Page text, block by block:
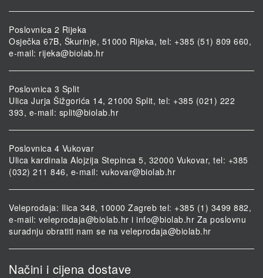
Poslovnica 2 Rijeka
Osječka 67B, Škurinje, 51000 Rijeka, tel: +385 (51) 809 660,
e-mail: rijeka@biolab.hr
Poslovnica 3 Split
Ulica Jurja Šižgorića 14, 21000 Split, tel: +385 (021) 222
393, e-mail: split@biolab.hr
Poslovnica 4 Vukovar
Ulica kardinala Alojzija Stepinca 5, 32000 Vukovar, tel: +385
(032) 211 846, e-mail: vukovar@biolab.hr
Veleprodaja: Ilica 348, 10000 Zagreb tel: +385 (1) 3499 882,
e-mail: veleprodaja@biolab.hr i info@biolab.hr Za poslovnu
suradnju obratiti nam se na veleprodaja@biolab.hr
Načini i cijena dostave